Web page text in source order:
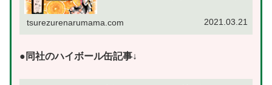
tsurezurenarumama.com 2021.03.21
●同社のハイボール缶記事↓